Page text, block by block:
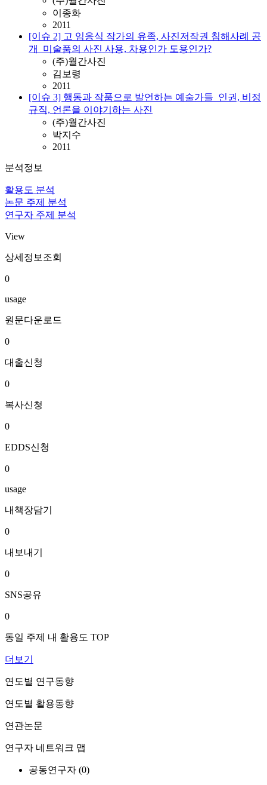
이종화
2011
[이슈 2] 고 임응식 작가의 유족, 사진저작권 침해사례 공
개_미술품의 사진 사용, 차용인가 도용인가?
(주)월간사진
김보령
2011
[이슈 3] 행동과 작품으로 발언하는 예술가들_인권, 비정
규직, 언론을 이야기하는 사진
(주)월간사진
박지수
2011
분석정보
활용도 분석
논문 주제 분석
연구자 주제 분석
View
상세정보조회
0
usage
원문다운로드
0
대출신청
0
복사신청
0
EDDS신청
0
usage
내책장담기
0
내보내기
0
SNS공유
0
동일 주제 내 활용도 TOP
더보기
연도별 연구동향
연도별 활용동향
연관논문
연구자 네트워크 맵
공동연구자 (0)